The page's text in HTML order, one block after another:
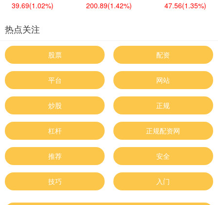
39.69(1.02%)
200.89(1.42%)
47.56(1.35%)
热点关注
股票 配资
平台 网站
炒股 正规
杠杆 正规配资网
推荐 安全
技巧 入门